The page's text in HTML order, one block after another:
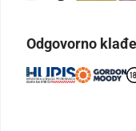
Odgovorno